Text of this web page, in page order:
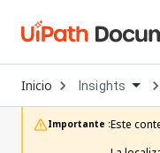
Inicio Open
Dropdown
to
choose
product
Insights
Importante :Este